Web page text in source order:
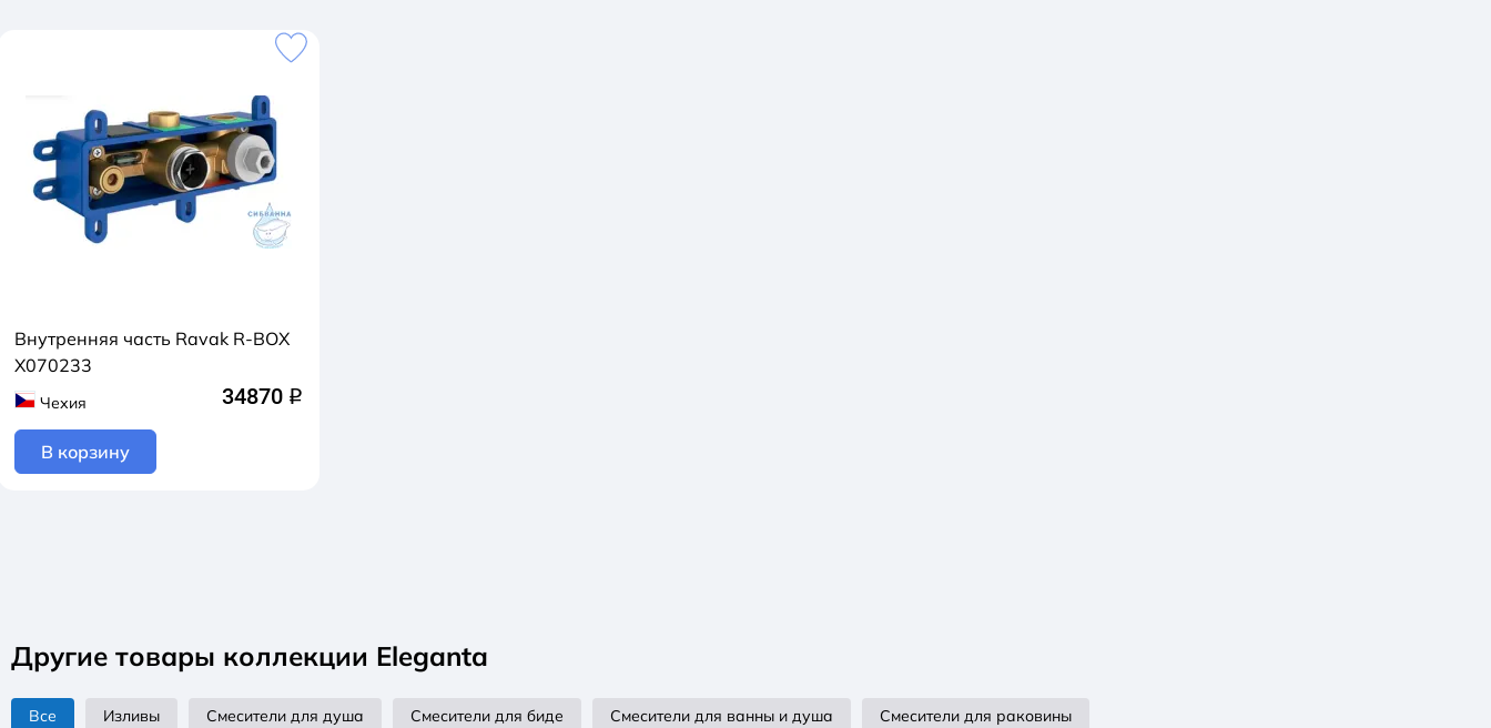
Внутренняя часть Ravak R-BOX
X070233
Чехия 34870 q
В корзину
Другие товары коллекции Eleganta
Все Изливы Смесители для душа Смесители для биде Смесители для ванны и душа Смесители для раковины